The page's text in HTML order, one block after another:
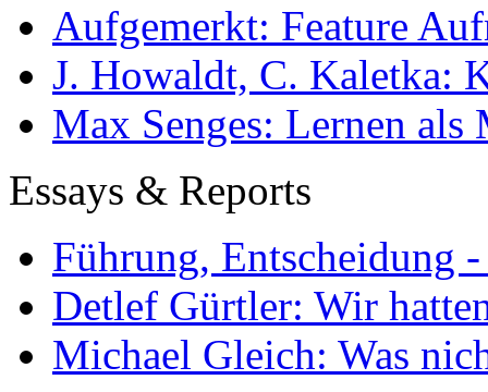
Aufgemerkt: Feature
J. Howaldt, C. Kaletka:
Max Senges: Lernen als
Essays & Reports
Führung, Entscheidung
Detlef Gürtler: Wir
Michael Gleich: Was